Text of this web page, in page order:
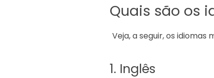
Quais são os
Veja, a seguir, os
1. Inglês